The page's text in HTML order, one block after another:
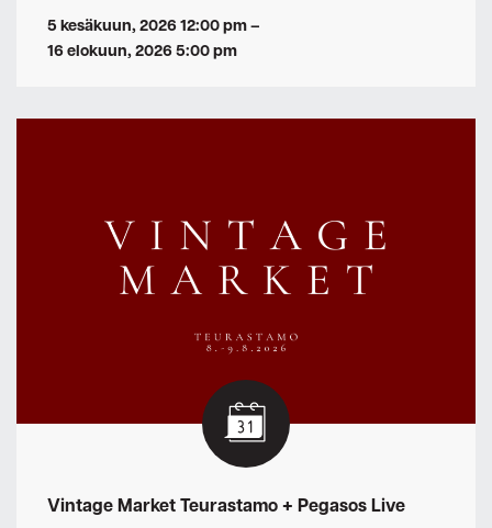
5 kesäkuun, 2026 12:00 pm–
16 elokuun, 2026 5:00 pm
Vintage Market Teurastamo + Pegasos Live